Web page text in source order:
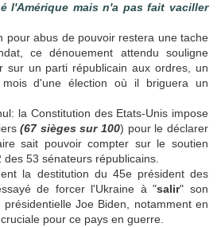
l'Amérique mais n'a pas fait vaciller
pour abus de pouvoir restera une tache
ce dénouement attendu souligne
sur un parti républicain aux ordres, un
d'une élection où il briguera un
la Constitution des Etats-Unis impose
(67 sièges sur 100) pour le déclarer
sait pouvoir compter sur le soutien
53 sénateurs républicains.
la destitution du 45e président des
de forcer l'Ukraine à "salir" son
Joe Biden, notamment en
pour ce pays en guerre.